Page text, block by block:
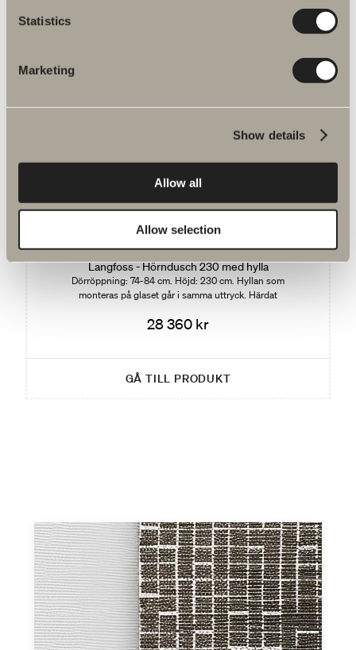
Statistics
Marketing
Show details
Allow all
Allow selection
940 kr
Langfoss - Hörndusch 230 med hylla
Dörröppning: 74-84 cm. Höjd: 230 cm. Hyllan som
monteras på glaset går i samma uttryck. Härdat
28 360 kr
GÅ TILL PRODUKT